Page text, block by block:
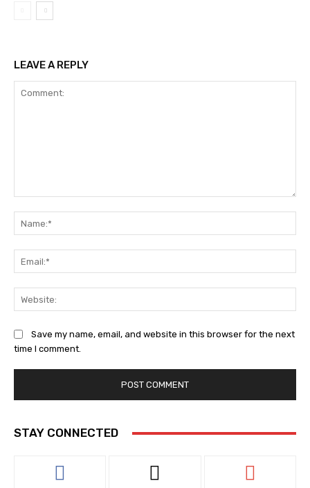
LEAVE A REPLY
Save my name, email, and website in this browser for the next
time I comment.
STAY CONNECTED